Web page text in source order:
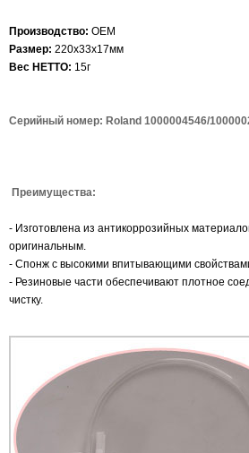
Производство: OEM
Размер: 220х33х17мм
Вес НЕТТО: 15г
Серийный номер: Roland 1000004546/
Преимущества:
- Изготовлена из антикоррозийных
оригинальным.
- Спонж с высокими впитывающими
- Резиновые части обеспечивают плотное
чистку.